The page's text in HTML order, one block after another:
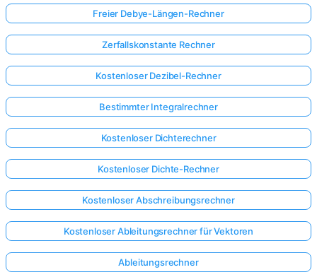
Freier Debye-Längen-Rechner
Zerfallskonstante Rechner
Kostenloser Dezibel-Rechner
Bestimmter Integralrechner
Kostenloser Dichterechner
Kostenloser Dichte-Rechner
Kostenloser Abschreibungsrechner
Kostenloser Ableitungsrechner für Vektoren
Ableitungsrechner